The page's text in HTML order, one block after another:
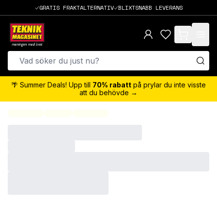
GRATIS FRAKTALTERNATIV BLIXTSNABB LEVERANS
items in cart,
🌴 Summer Deals! Upp till 70% rabatt på prylar du inte visste
att du behövde →